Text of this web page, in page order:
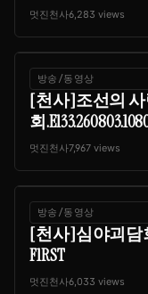
멋진천사6,283 views
방송/동영상
[천사]조선의
회
멋진천사7,967 views
방송/동영상
[천사]심야괴담회
F1RST
멋진천사6,033 views